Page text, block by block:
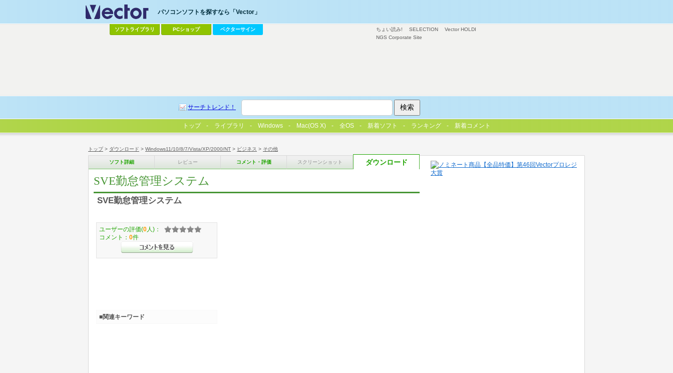
トップ> ダウンロード > Windows11/10/8/7/Vista/XP/2000/NT > ビジネス > その他
ソフト詳細 レビュー コメント・評価 スクリーンショット ダウンロード
SVE勤怠管理システム
SVE勤怠管理システム
ユーザーの評価(0 人)：
コメント： 0件
■関連キーワード
ちょい読み! SELECTION
Vector HOLDI
NGS Corporate Site
パソコンソフトを探すなら「Vector」
ソフトライブラリ PCショップ ベクターサイン
サーチトレンド！
トップ ライブラリ Windows Mac(OS X) 全OS 新着ソフト ランキング 新着コメント